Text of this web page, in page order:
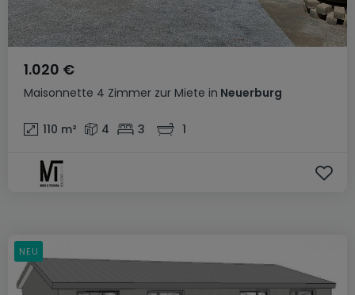
Maisonnette 4 Zimmer zur Miete in Neuerburg
1.020 €
110 m² 4 3 1
NEU